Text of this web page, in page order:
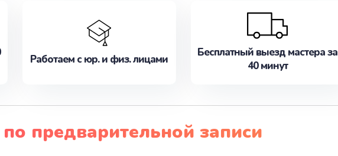
Работаем с юр. и физ. лицами
Бесплатный выезд мастера за
40 минут
предварительной записи